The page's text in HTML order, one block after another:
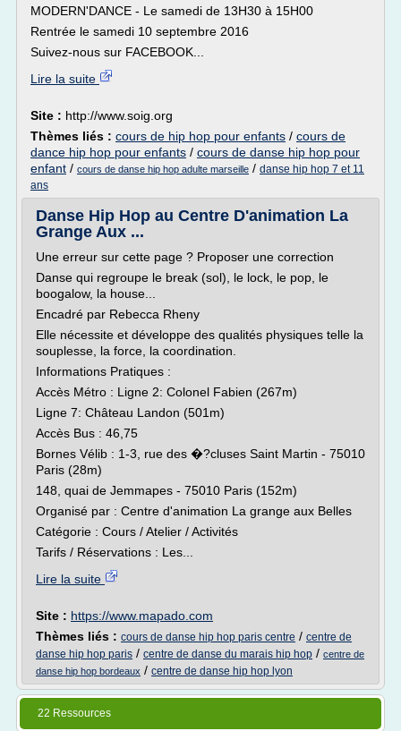
MODERN'DANCE - Le samedi de 13H30 à 15H00
Rentrée le samedi 10 septembre 2016
Suivez-nous sur FACEBOOK...
Lire la suite
Site : http://www.soig.org
Thèmes liés : cours de hip hop pour enfants / cours de
dance hip hop pour enfants / cours de danse hip hop pour
enfant / cours de danse hip hop adulte marseille / danse hip hop 7 et 11
ans
Danse Hip Hop au Centre D'animation La
Grange Aux ...
Une erreur sur cette page ? Proposer une correction
Danse qui regroupe le break (sol), le lock, le pop, le
boogalow, la house...
Encadré par Rebecca Rheny
Elle nécessite et développe des qualités physiques telle la
souplesse, la force, la coordination.
Informations Pratiques :
Accès Métro : Ligne 2: Colonel Fabien (267m)
Ligne 7: Château Landon (501m)
Accès Bus : 46,75
Bornes Vélib : 1-3, rue des �?cluses Saint Martin - 75010
Paris (28m)
148, quai de Jemmapes - 75010 Paris (152m)
Organisé par : Centre d'animation La grange aux Belles
Catégorie : Cours / Atelier / Activités
Tarifs / Réservations : Les...
Lire la suite
Site : https://www.mapado.com
Thèmes liés : cours de danse hip hop paris centre / centre de
danse hip hop paris / centre de danse du marais hip hop / centre de
danse hip hop bordeaux / centre de danse hip hop lyon
22 Ressources